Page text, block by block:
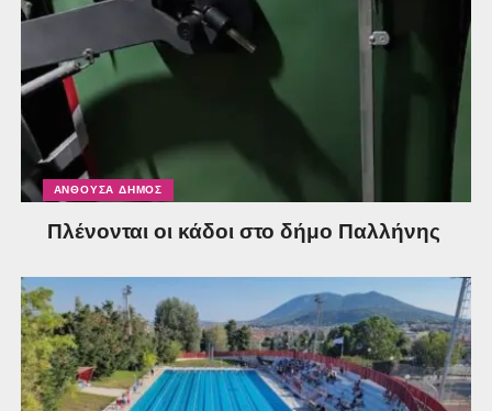
ΑΝΘΟΎΣΑ ΔΉΜΟΣ
Πλένονται οι κάδοι στο δήμο Παλλήνης